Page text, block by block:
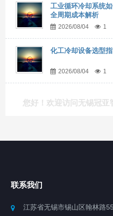
工业循环冷却系统
全周期成本解析
2026/08/04 1
化工冷却设备选型
2026/08/04 1
您好！欢迎访问无锡冠亚
产品列表
联系我们
江苏省无锡市锡山区翰林路